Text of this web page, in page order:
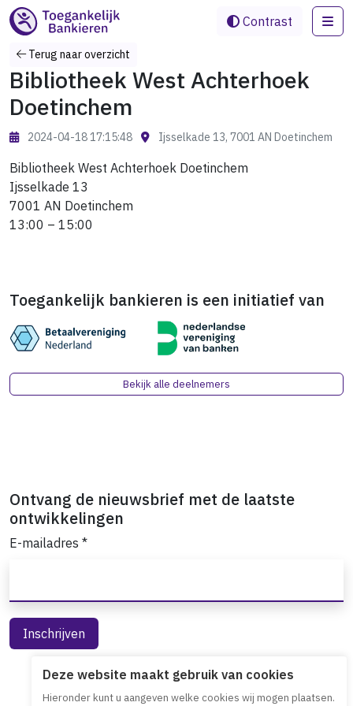
Contrast
Terug naar overzicht
Bibliotheek West Achterhoek
Doetinchem
2024-04-18 17:15:48 Ijsselkade 13, 7001 AN Doetinchem
Bibliotheek West Achterhoek Doetinchem
Ijsselkade 13
7001 AN Doetinchem
13:00 – 15:00
Toegankelijk bankieren is een initiatief van
Bekijk alle deelnemers
Ontvang de nieuwsbrief met de laatste
ontwikkelingen
E-mailadres *
Deze website maakt gebruik van cookies
Hieronder kunt u aangeven welke cookies wij mogen plaatsen.